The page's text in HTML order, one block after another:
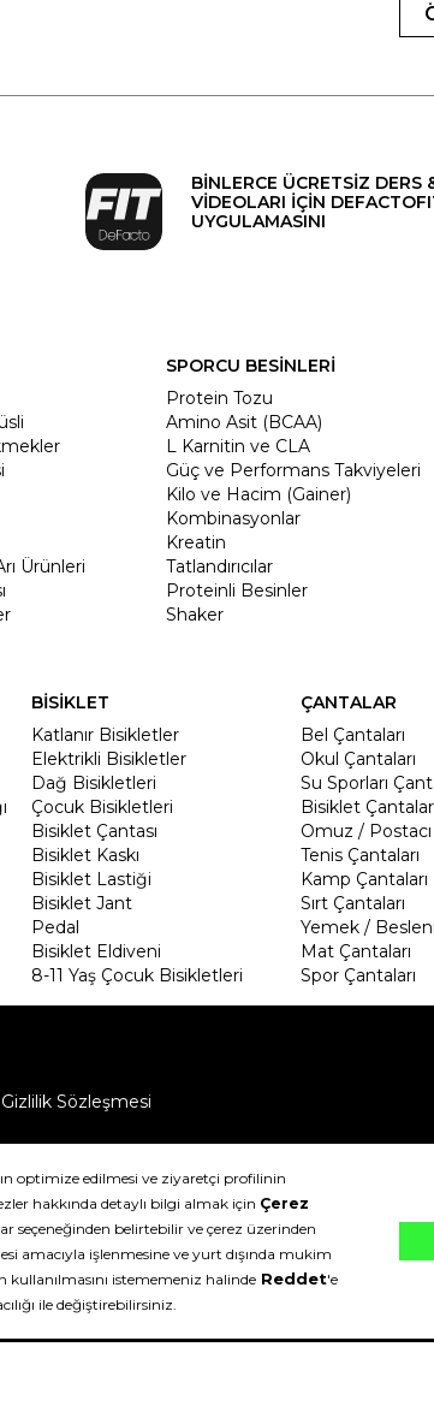
BİNLERCE ÜCRETSİZ DERS
VİDEOLARI İÇİN
UYGULAMASINI
Ürünleri
SPORCU BESİNLERİ
Protein Tozu
Amino Asit (BCAA)
L Karnitin ve CLA
Güç ve Performans Takviyeleri
Kilo ve Hacim (Gainer)
Kombinasyonlar
Kreatin
Tatlandırıcılar
Proteinli Besinler
Shaker
BİSİKLET
Katlanır Bisikletler
Elektrikli Bisikletler
Dağ Bisikletleri
Çocuk Bisikletleri
Bisiklet Çantası
Bisiklet Kaskı
Bisiklet Lastiği
Bisiklet Jant
Pedal
Bisiklet Eldiveni
8-11 Yaş Çocuk Bisikletleri
ÇANTALAR
Bel Çantaları
Okul Çantaları
Su Sporları
Bisiklet
Omuz / Postacı
Tenis Çantaları
Kamp Çantaları
Sırt Çantaları
Yemek /
Mat Çantaları
Spor Çantaları
Gizlilik Sözleşmesi